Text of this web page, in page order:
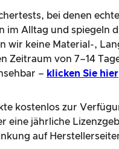
bei denen
im Alltag und spiegeln
wir keine Material-,
Zeitraum von 7–14
– klicken Sie
kostenlos zur
eine jährliche
auf